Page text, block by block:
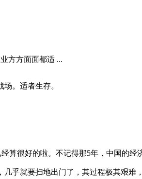
方方面面都适 ...
。适者生存。
算很好的啦。不记得那5年，中国的
乎就要扫地出门了，其过程极其艰难